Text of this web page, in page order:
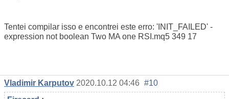
Tentei compilar isso e encontrei este erro: 'INIT_FAILED' -
expression not boolean Two MA one RSI.mq5 349 17
Vladimir Karputov 2020.10.12 04:46 #10